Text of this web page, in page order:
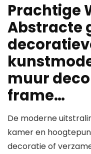
Prachtige
Abstracte
muur
frame…
De moderne
kamer en
decoratie of